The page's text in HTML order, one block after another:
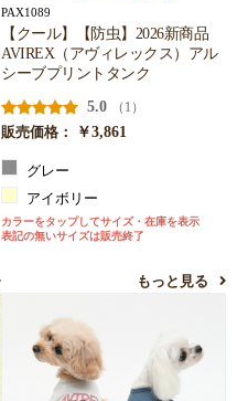
PAX1089
【クール】【防虫】2026新商品
AVIREX（アヴィレックス）アル
シーブプリントタンク
5.0
（1）
販売価格：
￥3,861
グレー
アイボリー
カラーをタップしてサイズ・在庫を表示
表記の無いサイズは販売終了
もっと見る